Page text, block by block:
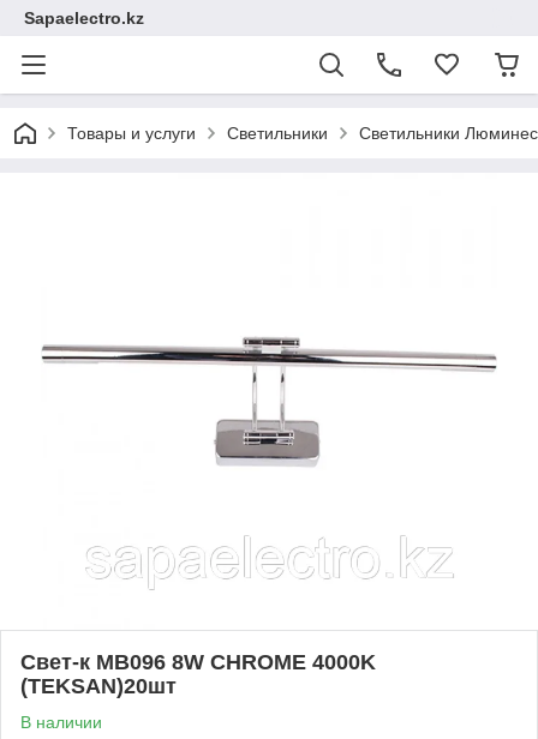
Sapaelectro.kz
Товары и услуги Светильники Светильники
Свет-к MB096 8W CHROME 4000K
(TEKSAN)20шт
В наличии